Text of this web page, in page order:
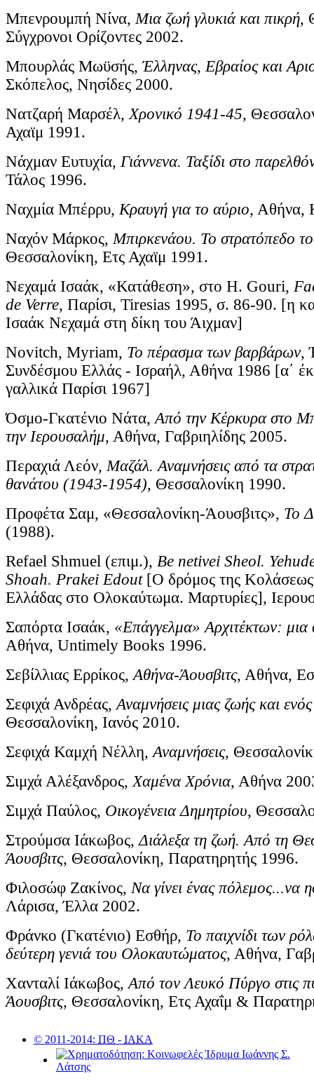
Μπενρουμπή Νίνα,Μια ζωή γλυκιά και πικρή,
Σύγχρονοι Ορίζοντες 2002.
Μπουρλάς Μωϋσής, Έλληνας, Εβραίος και
Σκόπελος, Νησίδες 2000.
Νατζαρή Μαρσέλ,Χρονικό 1941-45,
Αχαϊμ 1991.
Νάχμαν Ευτυχία, Γιάννενα. Ταξίδι στο
Τάλος 1996.
Ναχμία Μπέρρυ,Κραυγή για το αύριο, Αθήνα,
Ναχόν Μάρκος,Μπιρκενάου. Το στρατόπεδο
Θεσσαλονίκη, Ετς Αχαϊμ 1991.
Νεχαμά Ισαάκ, «Κατάθεση», στο H. Gouri,
de Verre, Παρίσι, Tiresias 1995, σ. 86-90. [η
Ισαάκ Νεχαμά στη δίκη του Άιχμαν]
Novitch, Myriam, To πέρασμα των βαρβάρων,
Συνδέσμου Ελλάς - Ισραήλ, Αθήνα 1986 [α΄
γαλλικά Παρίσι 1967]
Όσμο-Γκατένιο Νάτα,Από την Κέρκυρα στο
την Ιερουσαλήμ, Αθήνα, Γαβριηλίδης 2005.
Περαχιά Λεόν,Μαζάλ. Αναμνήσεις από τα
θανάτου (1943-1954), Θεσσαλονίκη 1990.
Προφέτα Σαμ, «Θεσσαλονίκη-Άουσβιτς», Το
(1988).
Refael Shmuel (επιμ.), Be netivei Sheol.
Shoah. Prakei Edout[Ο δρόμος της Κολάσεως.
Ελλάδας στο Ολοκαύτωμα. Μαρτυρίες],
Σαπόρτα Ισαάκ, «Επάγγελμα» Αρχιτέκτων:
Αθήνα, Untimely Books 1996.
Σεβίλλιας Ερρίκος,Αθήνα-Άουσβιτς, Αθήνα,
Σεφιχά Ανδρέας,Αναμνήσεις μιας ζωής και
Θεσσαλονίκη, Ιανός 2010.
Σεφιχά Καμχή Νέλλη,Αναμνήσεις,
Σιμχά Αλέξανδρος,Χαμένα Χρόνια, Αθήνα
Σιμχά Παύλος, Οικογένεια Δημητρίου,
Στρούμσα Ιάκωβος,Διάλεξα τη ζωή. Από τη
Άουσβιτς, Θεσσαλονίκη, Παρατηρητής 1996.
Φιλοσώφ Ζακίνος, Να γίνει ένας πόλεμος...να
Λάρισα, Έλλα 2002.
Φράνκο (Γκατένιο) Εσθήρ, Το παιχνίδι των
δεύτερη γενιά του Ολοκαυτώματος, Αθήνα,
Χανταλί Ιάκωβος,Από τον Λευκό Πύργο στις
Άουσβιτς, Θεσσαλονίκη, Ετς Αχαΐμ &
© 2011-2014: ΠΘ - ΙΑΚΑ